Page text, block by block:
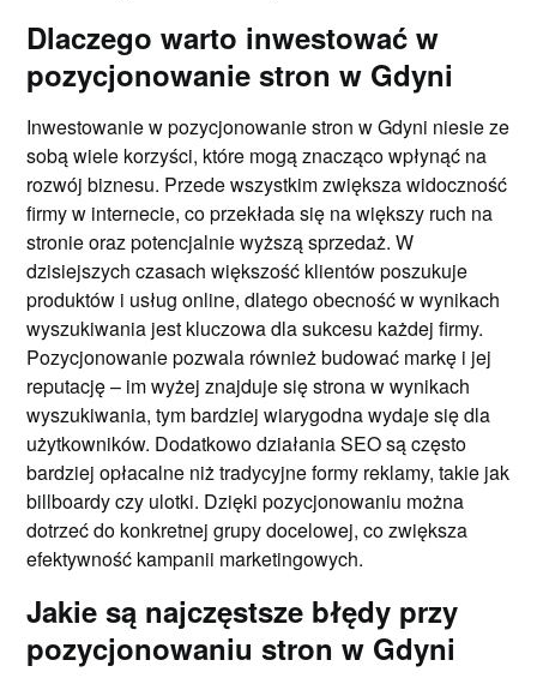
Dlaczego warto inwestować w
pozycjonowanie stron w Gdyni
Inwestowanie w pozycjonowanie stron w Gdyni niesie ze
sobą wiele korzyści, które mogą znacząco wpłynąć na
rozwój biznesu. Przede wszystkim zwiększa widoczność
firmy w internecie, co przekłada się na większy ruch na
stronie oraz potencjalnie wyższą sprzedaż. W
dzisiejszych czasach większość klientów poszukuje
produktów i usług online, dlatego obecność w wynikach
wyszukiwania jest kluczowa dla sukcesu każdej firmy.
Pozycjonowanie pozwala również budować markę i jej
reputację – im wyżej znajduje się strona w wynikach
wyszukiwania, tym bardziej wiarygodna wydaje się dla
użytkowników. Dodatkowo działania SEO są często
bardziej opłacalne niż tradycyjne formy reklamy, takie jak
billboardy czy ulotki. Dzięki pozycjonowaniu można
dotrzeć do konkretnej grupy docelowej, co zwiększa
efektywność kampanii marketingowych.
Jakie są najczęstsze błędy przy
pozycjonowaniu stron w Gdyni